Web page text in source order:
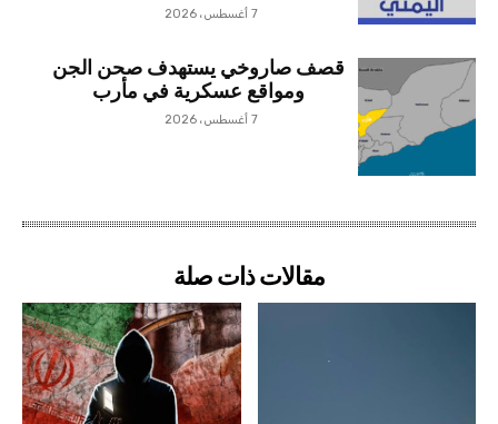
7 أغسطس، 2026
قصف صاروخي يستهدف صحن الجن
ومواقع عسكرية في مأرب
7 أغسطس، 2026
مقالات ذات صلة